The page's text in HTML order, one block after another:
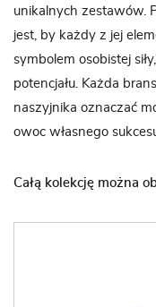
unikalnych zestawów.
jest, by każdy z jej
symbolem osobistej
potencjału. Każda
naszyjnika oznaczać
owoc własnego
Całą kolekcję można